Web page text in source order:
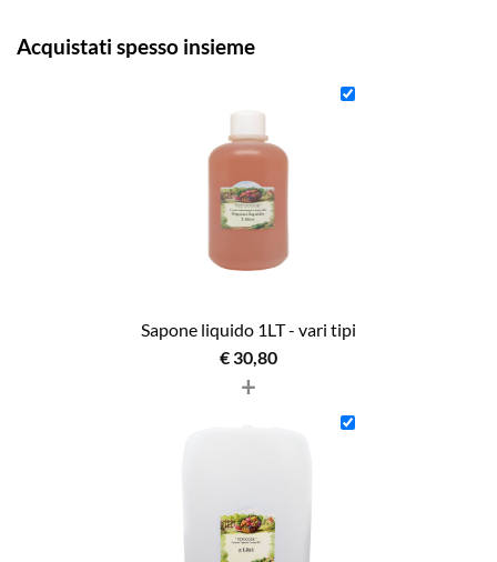
Acquistati spesso insieme
Sapone liquido 1LT - vari tipi
€ 30,80
+